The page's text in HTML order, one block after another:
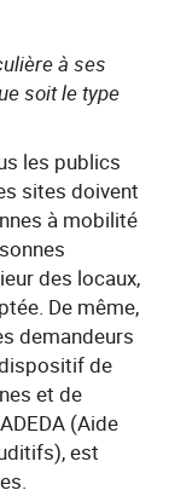
à ses
soit le type
les publics
sites doivent
à mobilité
des locaux,
De même,
demandeurs
de
et de
(Aide
est